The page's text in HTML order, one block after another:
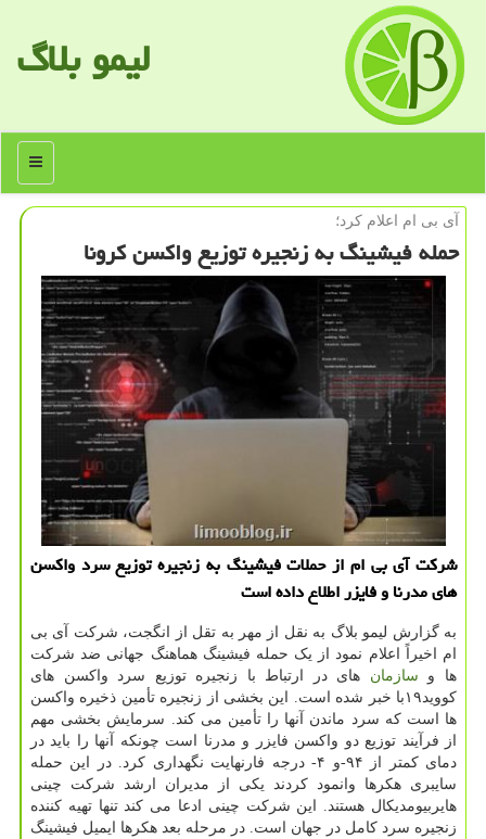
لیمو بلاگ
منو
آی بی ام اعلام كرد؛
حمله فیشینگ به زنجیره توزیع واكسن كرونا
شرکت آی بی ام از حملات فیشینگ به زنجیره توزیع سرد واکسن
های مدرنا و فایزر اطلاع داده است
به گزارش لیمو بلاگ به نقل از مهر به تقل از انگجت، شرکت آی بی
ام اخیراً اعلام نمود از یک حمله فیشینگ هماهنگ جهانی ضد شرکت
ها و سازمان های در ارتباط با زنجیره توزیع سرد واکسن های
کووید۱۹با خبر شده است. این بخشی از زنجیره تأمین ذخیره واکسن
ها است که سرد ماندن آنها را تأمین می کند. سرمایش بخشی مهم
از فرآیند توزیع دو واکسن فایزر و مدرنا است چونکه آنها را باید در
دمای کمتر از ۹۴-و ۴- درجه فارنهایت نگهداری کرد. در این حمله
سایبری هکرها وانمود کردند یکی از مدیران ارشد شرکت چینی
هایربیومدیکال هستند. این شرکت چینی ادعا می کند تنها تهیه کننده
زنجیره سرد کامل در جهان است. در مرحله بعد هکرها ایمیل فیشینگ